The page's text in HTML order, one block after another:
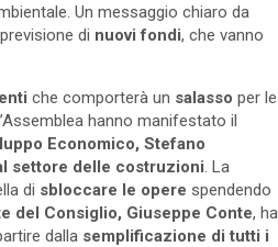
Un messaggio chiaro da
di nuovi fondi, che vanno
che comporterà un salasso per le
hanno manifestato il
Economico, Stefano
settore delle costruzioni . La
di sbloccare le opere spendendo
del Consiglio, Giuseppe Conte, ha
dalla semplificazione di tutti i